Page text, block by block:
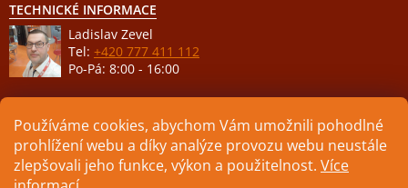
Používáme cookies, abychom Vám umožnili pohodlné
prohlížení webu a díky analýze provozu webu neustále
zlepšovali jeho funkce, výkon a použitelnost. Více
TECHNICKÉ INFORMACE
Ladislav Zevel
Tel: +420 777 411 112
Po-Pá: 8:00 - 16:00
podpora@podlahove-topeni.eu